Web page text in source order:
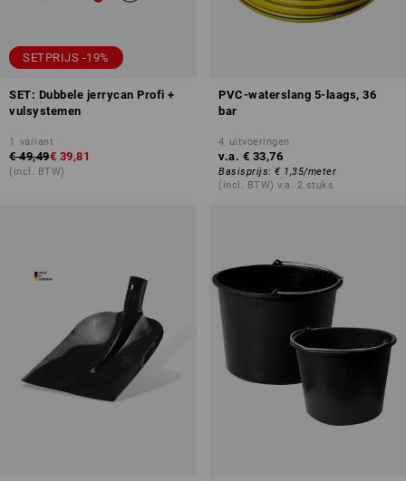
SETPRIJS -19%
SET: Dubbele jerrycan Profi +
vulsystemen
1 variant
€ 49,49€ 39,81
(incl. BTW)
PVC-waterslang 5-laags, 36
bar
4 uitvoeringen
v.a. € 33,76
Basisprijs: € 1,35/meter
(incl. BTW) v.a. 2 stuks